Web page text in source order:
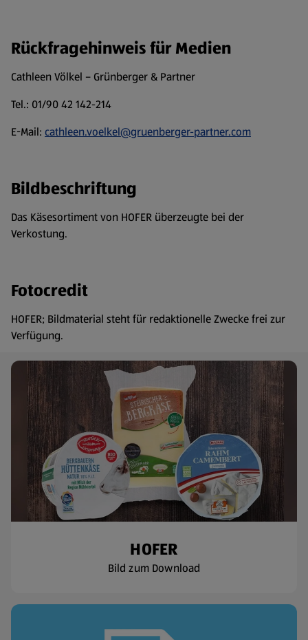
Rückfragehinweis für Medien
Cathleen Völkel – Grünberger & Partner
Tel.: 01/90 42 142-214
E-Mail: cathleen.voelkel@gruenberger-partner.com
Bildbeschriftung
Das Käsesortiment von HOFER überzeugte bei der
Verkostung.
Fotocredit
HOFER; Bildmaterial steht für redaktionelle Zwecke frei zur
Verfügung.
HOFER
Bild zum Download